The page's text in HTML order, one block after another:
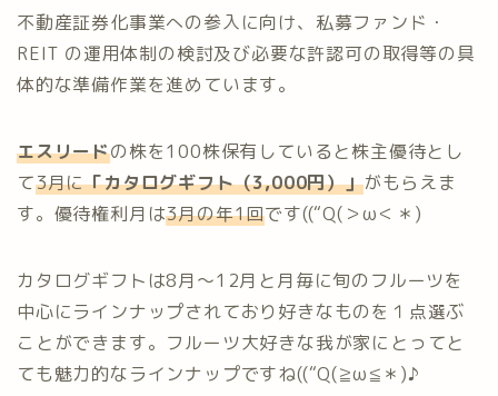
不動産証券化事業への参入に向け、私募ファンド・
REIT の運用体制の検討及び必要な許認可の取得等の具
体的な準備作業を進めています。
エスリードの株を100株保有していると株主優待とし
て3月に「カタログギフト（3,000円）」がもらえま
す。優待権利月は3月の年1回です((“Q(＞ω＜＊)
カタログギフトは8月～12月と月毎に旬のフルーツを
中心にラインナップされており好きなものを１点選ぶ
ことができます。フルーツ大好きな我が家にとってと
ても魅力的なラインナップですね((“Q(≧ω≦＊)♪